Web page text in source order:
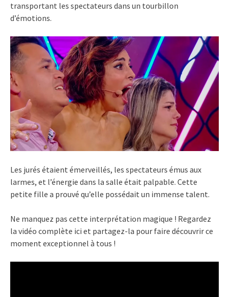
transportant les spectateurs dans un tourbillon
d’émotions.
Les jurés étaient émerveillés, les spectateurs émus aux
larmes, et l’énergie dans la salle était palpable. Cette
petite fille a prouvé qu’elle possédait un immense talent.
Ne manquez pas cette interprétation magique ! Regardez
la vidéo complète ici et partagez-la pour faire découvrir ce
moment exceptionnel à tous !